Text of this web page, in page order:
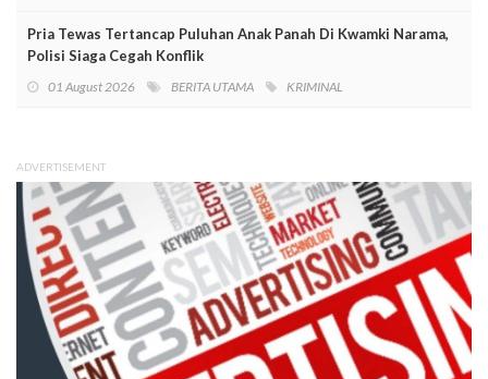
Pria Tewas Tertancap Puluhan Anak Panah Di Kwamki Narama,
Polisi Siaga Cegah Konflik
01 August 2026 BERITA UTAMA KRIMINAL
ADVERTISEMENT